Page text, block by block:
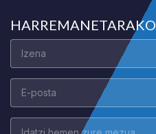
HARREMANETARAKO